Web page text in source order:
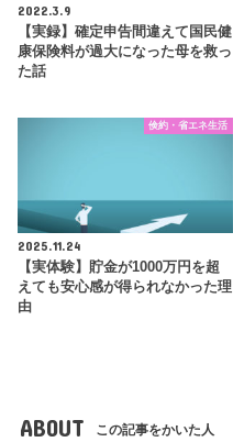
2022.3.9
【実録】確定申告間違えて国民健
康保険料が過大になった母を救っ
た話
倹約・省エネ生活
2025.11.24
【実体験】貯金が1000万円を超
えても安心感が得られなかった理
由
ABOUT この記事をかいた人